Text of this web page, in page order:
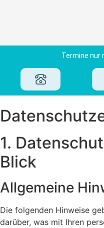
Termine nur
1.
Blick
Allgemeine
Die folgenden Hinweise
darüber, was mit Ihren